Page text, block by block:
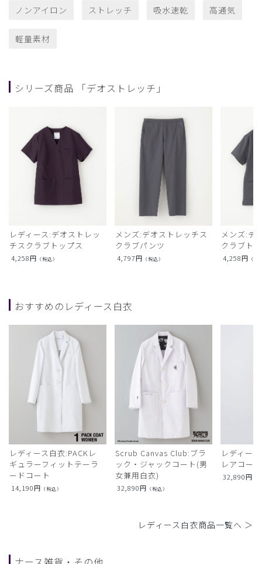
ノンアイロン ストレッチ 吸水速乾 高通気
軽量素材
シリーズ商品 「デオストレッチ」
レディース:デオストレッ
チスクラブトップス
4,258円 （税込）
メンズ:デオストレッチス
クラブパンツ
4,797円 （税込）
メンズ:デ
クラブト
4,258円 （税
おすすめのレディース白衣
レディース白衣:PACKレ
ギュラーフィットテーラ
ードコート
14,190円 （税込）
Scrub Canvas Club:ブラ
ック・ジャックコート(男
女兼用白衣)
32,890円 （税込）
レディー
レアコート
32,890円
レディース白衣商品一覧へ ＞